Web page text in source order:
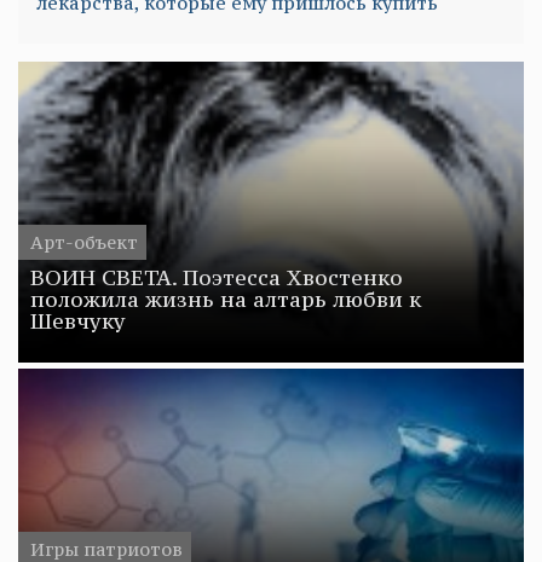
Арт-объект
ВОИН СВЕТА. Поэтесса Хвостенко
положила жизнь на алтарь любви к
Шевчуку
Игры патриотов